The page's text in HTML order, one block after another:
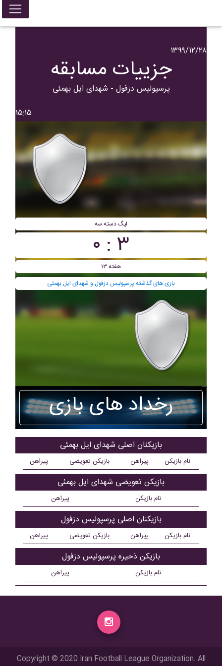
۱۳۹۹/۱۲/۲۸
جزییات مسابقه
پرسپوليس دزفول - شهدای ایل بهمئی
۱۵:۱۵
ليگ دسته سه
۳ : ۰
هفته ۱۳
بازی های گذشته پرسپوليس دزفول و شهدای ایل بهمئی
رخداد های بازی
بازیکنان اصلی شهدای ایل بهمئی
نام بازیکن پیراهن بازیکن تعویضی پیراهن
بازیکن تعویضی شهدای ایل بهمئی
نام بازیکن پیراهن
بازیکنان اصلی پرسپوليس دزفول
نام بازیکن پیراهن بازیکن تعویضی پیراهن
بازیکن ذحیره پرسپوليس دزفول
نام بازیکن پیراهن
Copyright © 2020 Iran Football League Organization. All